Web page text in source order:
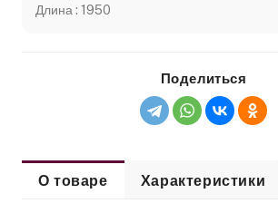
Длина : 1950
Поделиться
О товаре Характеристики